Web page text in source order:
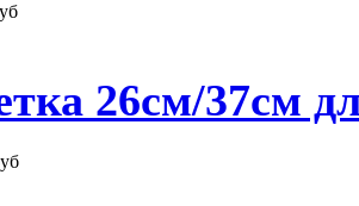
26см/37см